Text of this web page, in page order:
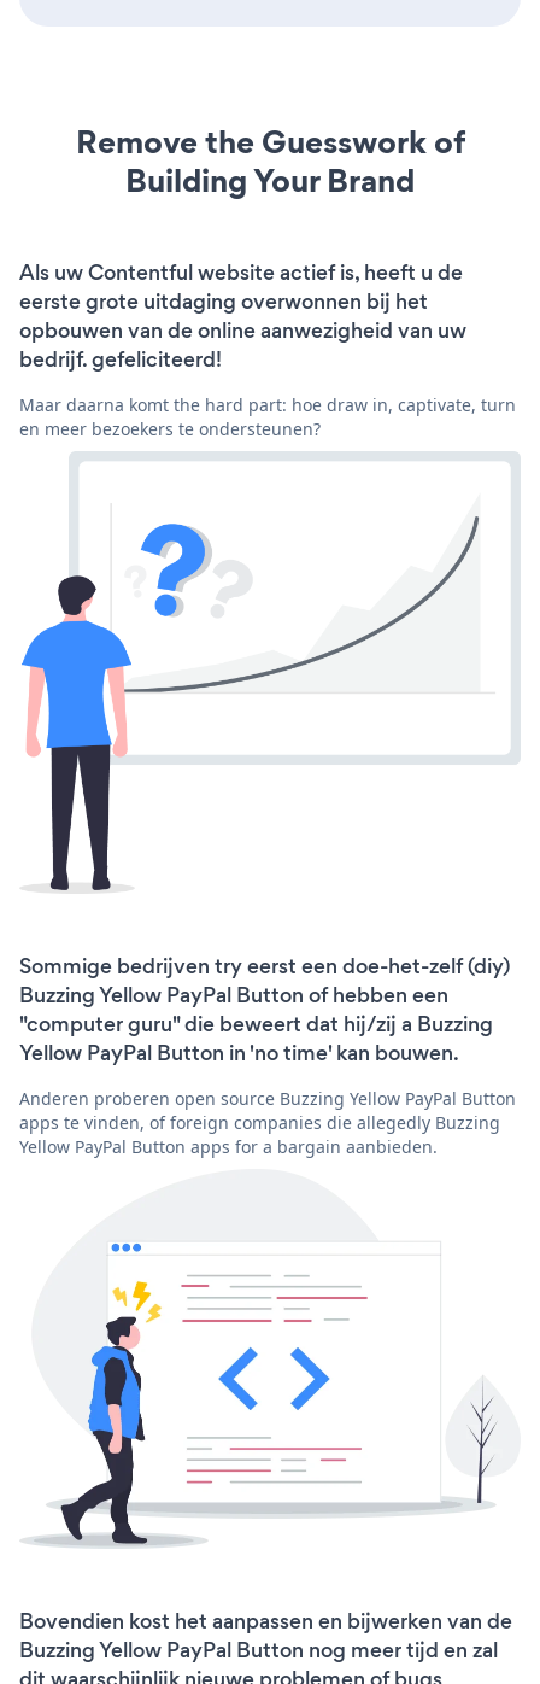
Remove the Guesswork of
Building Your Brand
Als uw Contentful website actief is, heeft u de
eerste grote uitdaging overwonnen bij het
opbouwen van de online aanwezigheid van uw
bedrijf. gefeliciteerd!
Maar daarna komt the hard part: hoe draw in, captivate, turn
en meer bezoekers te ondersteunen?
Sommige bedrijven try eerst een doe-het-zelf (diy)
Buzzing Yellow PayPal Button of hebben een
"computer guru" die beweert dat hij/zij a Buzzing
Yellow PayPal Button in 'no time' kan bouwen.
Anderen proberen open source Buzzing Yellow PayPal Button
apps te vinden, of foreign companies die allegedly Buzzing
Yellow PayPal Button apps for a bargain aanbieden.
Bovendien kost het aanpassen en bijwerken van de
Buzzing Yellow PayPal Button nog meer tijd en zal